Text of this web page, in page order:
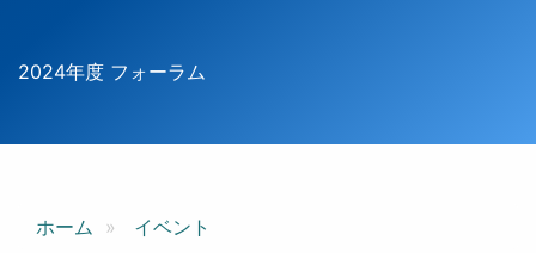
2024年度 フォーラム
ホーム イベント